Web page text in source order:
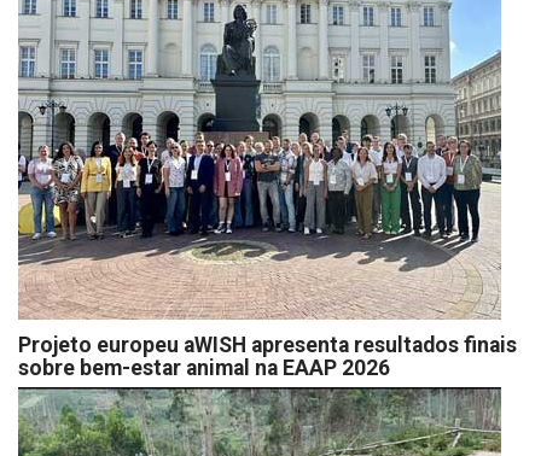
Projeto europeu aWISH apresenta resultados finais
sobre bem-estar animal na EAAP 2026